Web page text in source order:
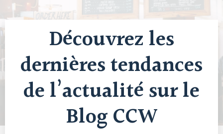
Découvrez les
dernières tendances
de l’actualité sur le
Blog CCW